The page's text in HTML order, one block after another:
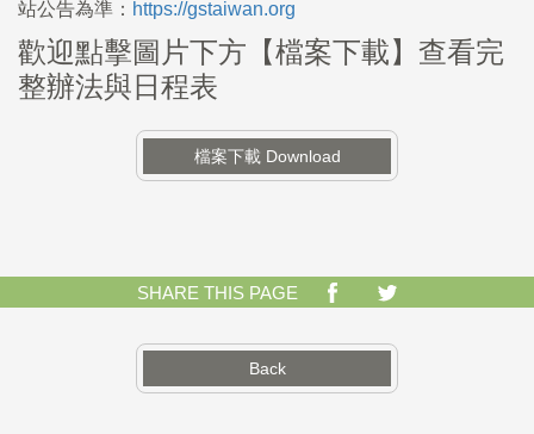
站公告為準： https://gstaiwan.org
歡迎點擊圖片下方【檔案下載】查看完
整辦法與日程表
檔案下載 Download
SHARE THIS PAGE
Back